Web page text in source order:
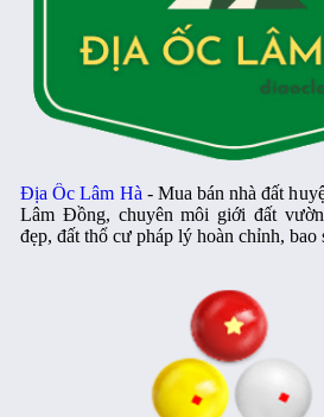
Địa Ốc Lâm Hà - Mua bán nhà đất
Lâm Đồng, chuyên môi giới đất
đẹp, đất thổ cư pháp lý hoàn chỉnh, bao